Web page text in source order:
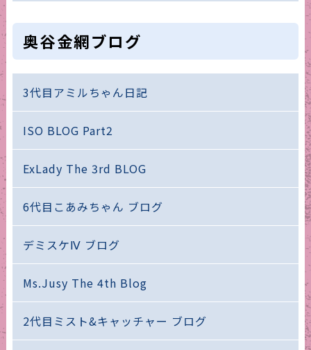
奥谷金網ブログ
3代目アミルちゃん日記
ISO BLOG Part2
ExLady The 3rd BLOG
6代目こあみちゃん ブログ
デミスケⅣ ブログ
Ms.Jusy The 4th Blog
2代目ミスト&キャッチャー ブログ